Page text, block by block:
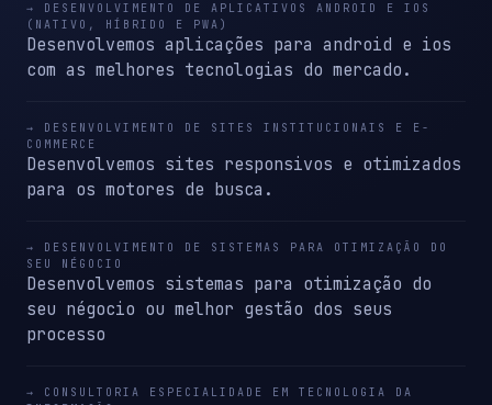
→ DESENVOLVIMENTO DE APLICATIVOS ANDROID E IOS
(NATIVO, HÍBRIDO E PWA)
Desenvolvemos aplicações para android e ios
com as melhores tecnologias do mercado.
→ DESENVOLVIMENTO DE SITES INSTITUCIONAIS E E-
COMMERCE
Desenvolvemos sites responsivos e otimizados
para os motores de busca.
→ DESENVOLVIMENTO DE SISTEMAS PARA OTIMIZAÇÃO DO
SEU NÉGOCIO
Desenvolvemos sistemas para otimização do
seu négocio ou melhor gestão dos seus
processo
→ CONSULTORIA ESPECIALIDADE EM TECNOLOGIA DA